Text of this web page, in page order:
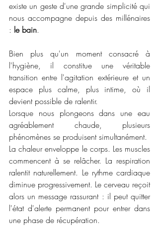
existe un geste d'une grande simplicité qui
nous accompagne depuis des millénaires
: le bain.
Bien plus qu'un moment consacré à
l'hygiène, il constitue une véritable
transition entre l'agitation extérieure et un
espace plus calme, plus intime, où il
devient possible de ralentir.
Lorsque nous plongeons dans une eau
agréablement chaude, plusieurs
phénomènes se produisent simultanément.
La chaleur enveloppe le corps. Les muscles
commencent à se relâcher. La respiration
ralentit naturellement. Le rythme cardiaque
diminue progressivement. Le cerveau reçoit
alors un message rassurant : il peut quitter
l'état d'alerte permanent pour entrer dans
une phase de récupération.